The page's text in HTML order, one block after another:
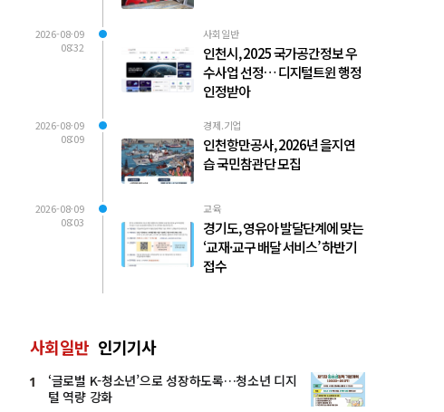
2026-08-09
08:32
사회일반
인천시, 2025 국가공간정보 우
수사업 선정… 디지털트윈 행정
인정받아
2026-08-09
08:09
경제.기업
인천항만공사, 2026년 을지연
습 국민참관단 모집
2026-08-09
08:03
교육
경기도, 영유아 발달단계에 맞는
‘교재·교구 배달 서비스’ 하반기
접수
사회일반 인기기사
1
‘글로벌 K-청소년’으로 성장하도록…청소년 디지
털 역량 강화